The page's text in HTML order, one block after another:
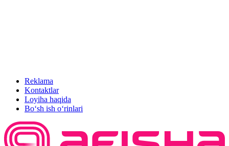
Reklama
Kontaktlar
Loyiha haqida
Bo‘sh ish o‘rinlari